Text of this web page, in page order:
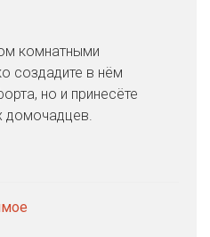
комнатными
создадите в нём
но и принесёте
домочадцев.